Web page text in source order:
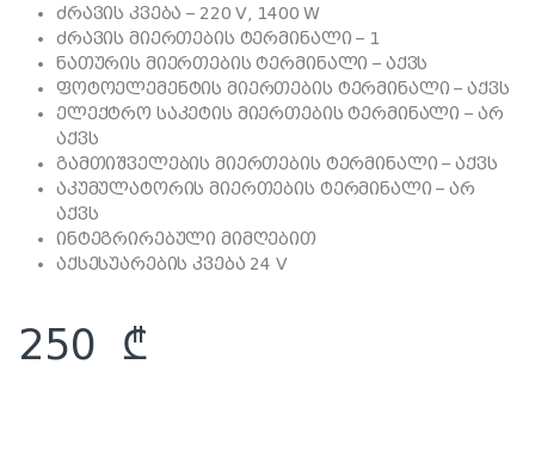
ძრავის კვება – 220 V, 1400 W
ძრავის მიერთების ტერმინალი – 1
ნათურის მიერთების ტერმინალი – აქვს
ფოტოელემენტის მიერთების ტერმინალი – აქვს
ელექტრო საკეტის მიერთების ტერმინალი – არ
აქვს
გამთიშველების მიერთების ტერმინალი – აქვს
აკუმულატორის მიერთების ტერმინალი – არ
აქვს
ინტეგრირებული მიმღებით
აქსესუარების კვება 24 V
250 ₾